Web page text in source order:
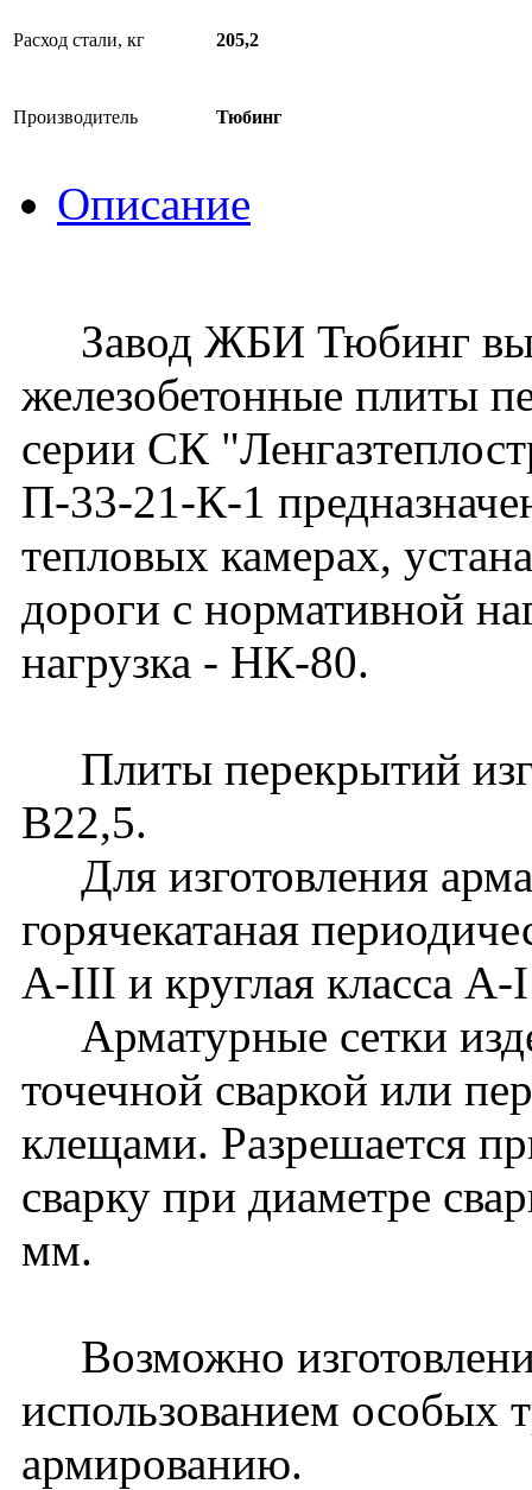
Расход стали, кг 205,2
Производитель Тюбинг
Описание
Завод ЖБИ Тюбинг
железобетонные плиты
серии СК
П-33-21-К-1
тепловых камерах,
дороги с нормативной
нагрузка - НК-80.
Плиты перекрытий
В22,5.
Для изготовления
горячекатаная
A-III и круглая класса
Арматурные сетки
точечной сваркой или
клещами. Разрешается
сварку при диаметре
мм.
Возможно
использованием особых
армированию.